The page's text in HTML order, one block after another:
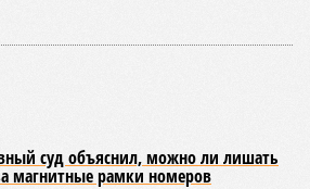
суд объяснил, можно ли лишать
магнитные рамки номеров